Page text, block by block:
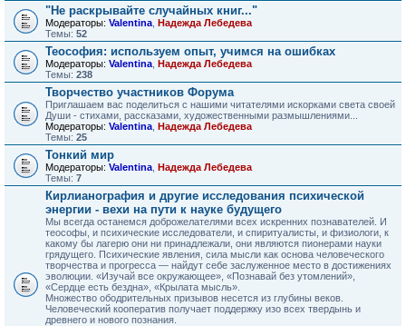
"Не раскрывайте случайных книг..."
Модераторы: Valentina Надежда Лебедева
Темы: 52
Теософия: используем опыт, учимся на ошибках
Модераторы: Valentina Надежда Лебедева
Темы: 238
Творчество участников Форума
Приглашаем вас поделиться с нашими читателями искорками света своей
Души - стихами, рассказами, художественными размышлениями...
Модераторы: Valentina Надежда Лебедева
Темы: 25
Тонкий мир
Модераторы: Valentina Надежда Лебедева
Темы: 7
Кирлианография и другие исследования психической
энергии - вехи на пути к науке будущего
Мы всегда останемся доброжелателями всех искренних познавателей. И
теософы, и психические исследователи, и спи­ритуалисты, и физиологи, к
какому бы лагерю они ни принад­лежали, они являются пионерами науки
грядущего. Психичес­кие явления, сила мысли как основа человеческого
творчества и прогресса — найдут себе заслуженное место в достижениях
эволюции. «Изучай все окружающее», «Познавай без утомле­ний»,
«Сердце есть бездна», «Крылата мысль».
Множество ободрительных призывов несется из глубины веков.
Человеческий кооператив получает поддержку изо всех твердынь и
древнего и нового познания.